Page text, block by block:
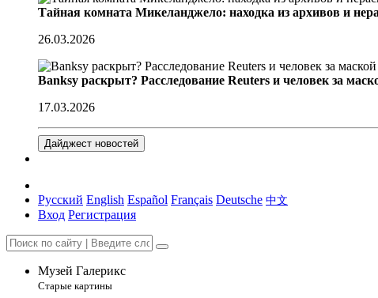
Тайная комната Микеланджело: находка из архивов и
26.03.2026
Banksy раскрыт? Расследование Reuters и человек за
17.03.2026
Дайджест новостей
Русский English Español Français Deutsche 中文
Вход Регистрация
Музей Галерикс
Старые картины